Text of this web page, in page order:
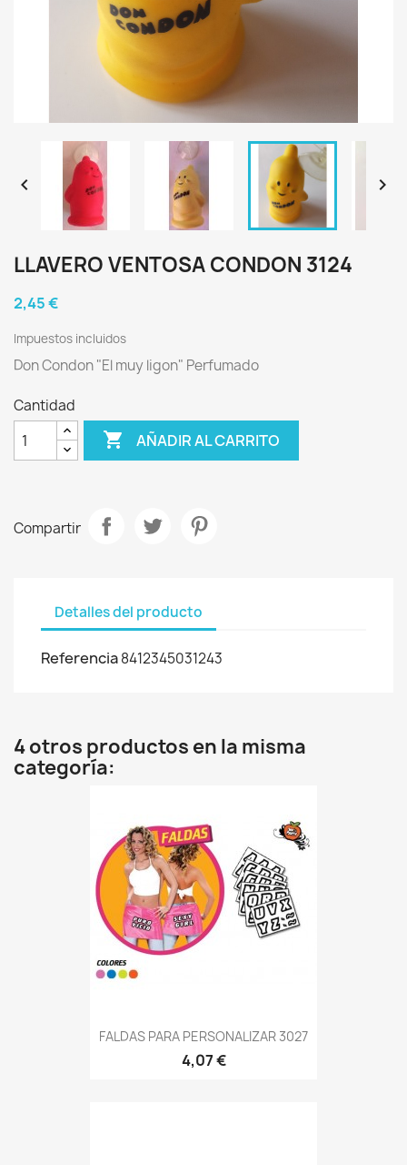
 
LLAVERO VENTOSA CONDON 3124
2,45 €
Impuestos incluidos
Don Condon "El muy ligon" Perfumado
Cantidad
 AÑADIR AL CARRITO
Compartir
Detalles del producto
Referencia8412345031243
4 otros productos en la misma
categoría:
FALDAS PARA PERSONALIZAR 3027
4,07 €